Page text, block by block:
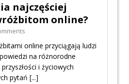
najczęściej
online?
online przyciągają ludzi
na różnorodne
i życiowych
pytań [...]